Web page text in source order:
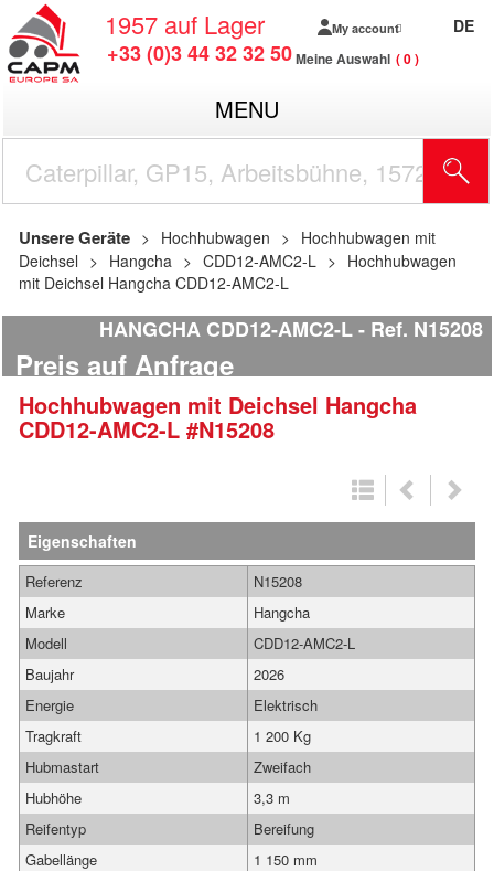
1957 auf Lager
+33 (0)3 44 32 32 50
My account
Meine Auswahl 0
DE
MENU
Unsere Geräte Hochhubwagen
Hochhubwagen mit
Deichsel
Hangcha CDD12-AMC2-L
Hochhubwagen
mit Deichsel Hangcha CDD12-AMC2-L
HANGCHA CDD12-AMC2-L Ref. N15208
Preis auf Anfrage
Hochhubwagen mit Deichsel Hangcha
CDD12-AMC2-L #N15208
Eigenschaften
Referenz
N15208
Marke
Hangcha
Modell
CDD12-AMC2-L
Baujahr
2026
Energie
Elektrisch
Tragkraft
1 200 Kg
Hubmastart
Zweifach
Hubhöhe
3,3 m
Reifentyp
Bereifung
Gabellänge
1 150 mm